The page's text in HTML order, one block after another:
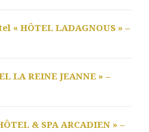
« HÔTEL LADAGNOUS » –
LA REINE JEANNE » –
& SPA ARCADIEN » –